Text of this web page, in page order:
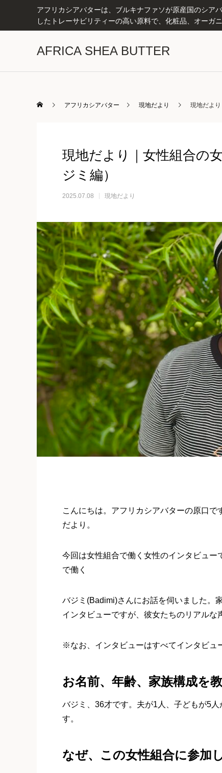
アフリカシアバターは、ブルキナファソが原産国のシア
したトレーサビリティーの高い原料で、化粧品、オーガ
AFRICA SHEA BUTTER
アフリカシアバター 現地だより 現地だより
現地だより｜女性組合の
ジミ編）
2025.07.08 現地だより
こんにちは。アフリカシアバターの原口
だより。
今回は女性組合で働く女性のインタビュー
で働く
バジミ(Badimi)さんにお話を伺いました。
インタビューですが、彼女たちのリアルな
※なお、インタビューはすべてインタビュ
お名前、年齢、家族構成を
バジミ、36才です。夫が1人、子どもが5
す。
なぜ、この女性組合に参加